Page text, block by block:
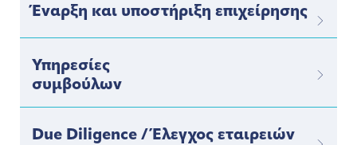
Έναρξη και υποστήριξη επιχείρησης
Υπηρεσίες
συμβούλων
Due Diligence / Έλεγχος εταιρειών